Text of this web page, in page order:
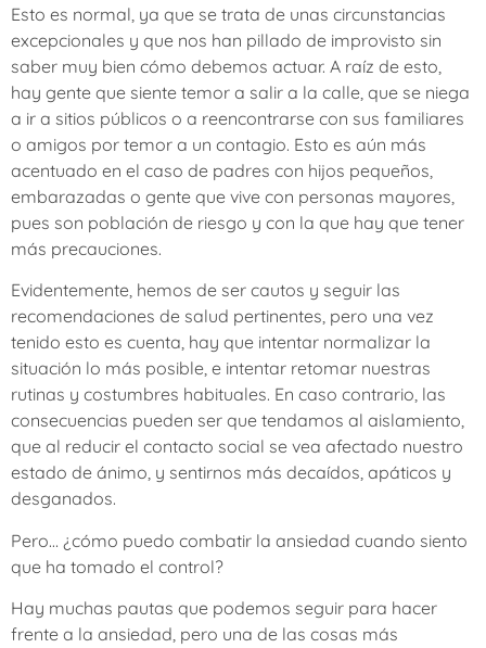
Esto es normal, ya que se trata de unas circunstancias
excepcionales y que nos han pillado de improvisto sin
saber muy bien cómo debemos actuar. A raíz de esto,
hay gente que siente temor a salir a la calle, que se niega
a ir a sitios públicos o a reencontrarse con sus familiares
o amigos por temor a un contagio. Esto es aún más
acentuado en el caso de padres con hijos pequeños,
embarazadas o gente que vive con personas mayores,
pues son población de riesgo y con la que hay que tener
más precauciones.
Evidentemente, hemos de ser cautos y seguir las
recomendaciones de salud pertinentes, pero una vez
tenido esto es cuenta, hay que intentar normalizar la
situación lo más posible, e intentar retomar nuestras
rutinas y costumbres habituales. En caso contrario, las
consecuencias pueden ser que tendamos al aislamiento,
que al reducir el contacto social se vea afectado nuestro
estado de ánimo, y sentirnos más decaídos, apáticos y
desganados.
Pero… ¿cómo puedo combatir la ansiedad cuando siento
que ha tomado el control?
Hay muchas pautas que podemos seguir para hacer
frente a la ansiedad, pero una de las cosas más